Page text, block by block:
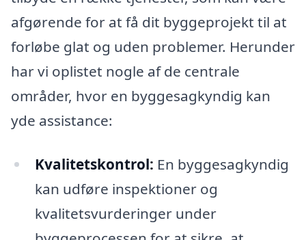
afgørende for at få dit byggeprojekt til at
forløbe glat og uden problemer. Herunder
har vi oplistet nogle af de centrale
områder, hvor en byggesagkyndig kan
yde assistance:
Kvalitetskontrol: En byggesagkyndig
kan udføre inspektioner og
kvalitetsvurderinger under